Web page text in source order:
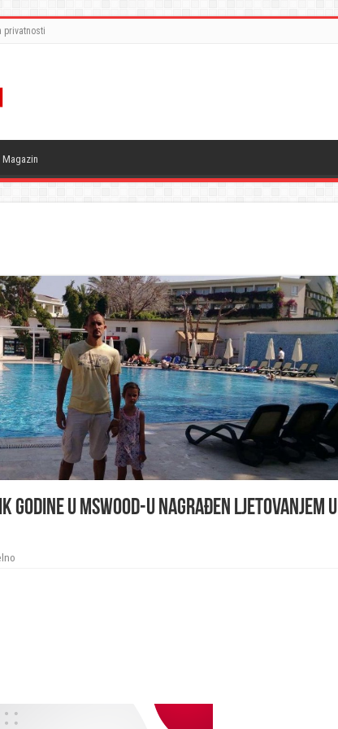
privatnosti
Magazin
godine u MSWOOD-u nagrađen ljetovanjem u